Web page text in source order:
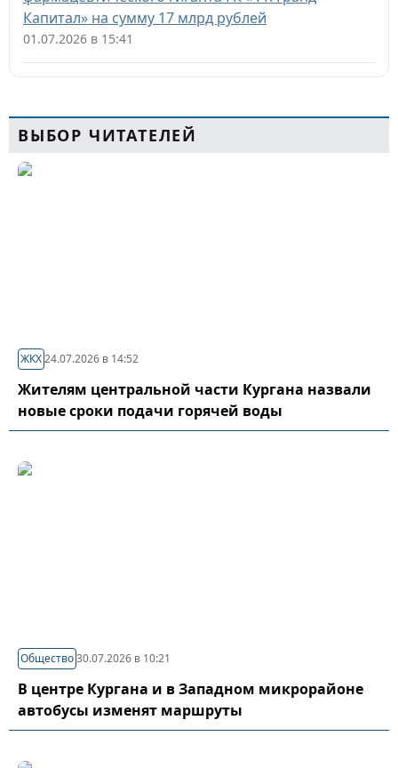
Капитал» на сумму 17 млрд рублей
01.07.2026 в 15:41
ВЫБОР ЧИТАТЕЛЕЙ
ЖКХ24.07.2026 в 14:52
Жителям центральной части Кургана назвали
новые сроки подачи горячей воды
Общество30.07.2026 в 10:21
В центре Кургана и в Западном микрорайоне
автобусы изменят маршруты